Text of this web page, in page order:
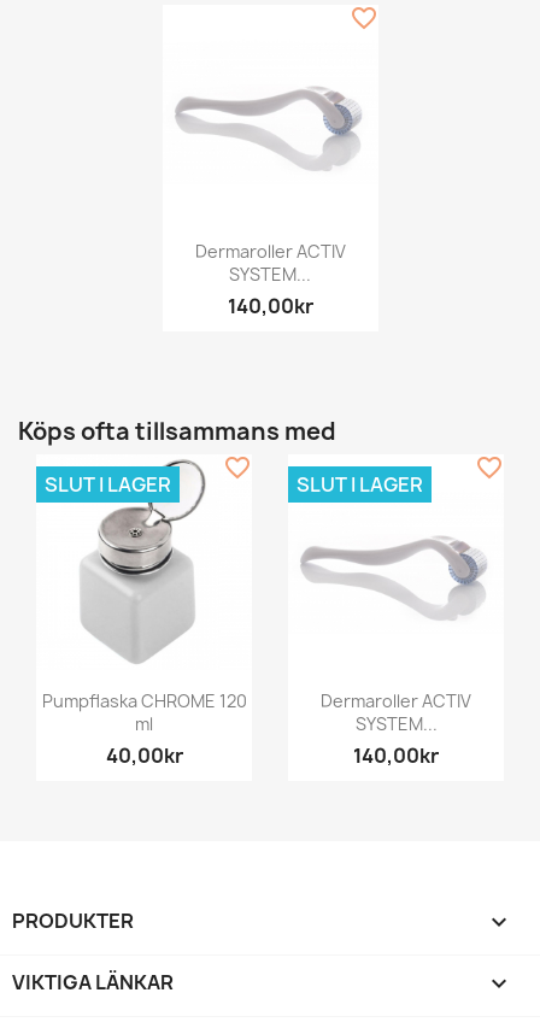
Dermaroller ACTIV
SYSTEM...
140,00kr
favorite_border
Köps ofta tillsammans med
Pumpflaska CHROME 120
ml
40,00kr
SLUT I LAGER
favorite_border
Dermaroller ACTIV
SYSTEM...
140,00kr
SLUT I LAGER
favorite_border
PRODUKTER 
VIKTIGA LÄNKAR 